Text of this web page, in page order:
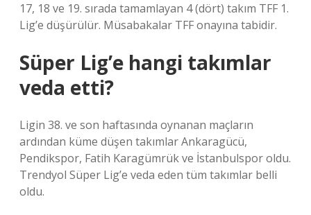
17, 18 ve 19. sırada tamamlayan 4 (dört) takım TFF 1.
Lig’e düşürülür. Müsabakalar TFF onayına tabidir.
Süper Lig’e hangi takımlar
veda etti?
Ligin 38. ve son haftasında oynanan maçların
ardından küme düşen takımlar Ankaragücü,
Pendikspor, Fatih Karagümrük ve İstanbulspor oldu.
Trendyol Süper Lig’e veda eden tüm takımlar belli
oldu.